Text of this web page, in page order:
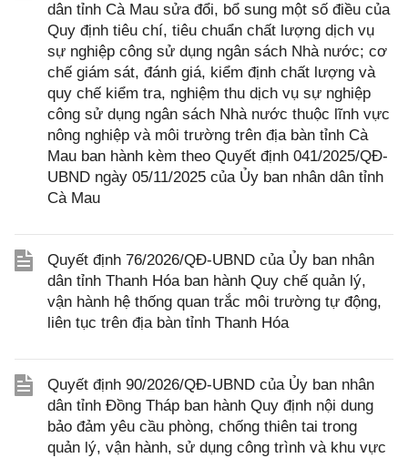
dân tỉnh Cà Mau sửa đổi, bổ sung một số điều của
Quy định tiêu chí, tiêu chuẩn chất lượng dịch vụ
sự nghiệp công sử dụng ngân sách Nhà nước; cơ
chế giám sát, đánh giá, kiểm định chất lượng và
quy chế kiểm tra, nghiệm thu dịch vụ sự nghiệp
công sử dụng ngân sách Nhà nước thuộc lĩnh vực
nông nghiệp và môi trường trên địa bàn tỉnh Cà
Mau ban hành kèm theo Quyết định 041/2025/QĐ-
UBND ngày 05/11/2025 của Ủy ban nhân dân tỉnh
Cà Mau
Quyết định 76/2026/QĐ-UBND của Ủy ban nhân
dân tỉnh Thanh Hóa ban hành Quy chế quản lý,
vận hành hệ thống quan trắc môi trường tự động,
liên tục trên địa bàn tỉnh Thanh Hóa
Quyết định 90/2026/QĐ-UBND của Ủy ban nhân
dân tỉnh Đồng Tháp ban hành Quy định nội dung
bảo đảm yêu cầu phòng, chống thiên tai trong
quản lý, vận hành, sử dụng công trình và khu vực